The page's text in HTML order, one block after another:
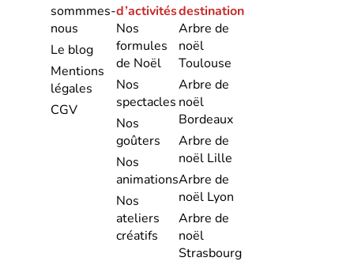
sommmes-
nous
Le blog
Mentions
légales
CGV
d’activités
Nos
formules
de Noël
Nos
spectacles
Nos
goûters
Nos
animations
Nos
ateliers
créatifs
destination
Arbre de
noël
Toulouse
Arbre de
noël
Bordeaux
Arbre de
noël Lille
Arbre de
noël Lyon
Arbre de
noël
Strasbourg